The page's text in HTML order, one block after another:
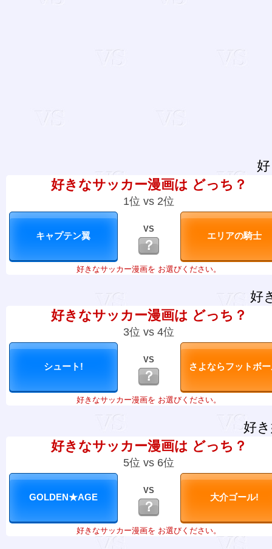
好きなサッカー漫画は どっち？
1位 vs 2位
VS
？
好きなサッカー漫画を お選びください。
好
好きなサッカー漫画は どっち？
3位 vs 4位
VS
？
好きなサッカー漫画を お選びください。
好
好きなサッカー漫画は どっち？
5位 vs 6位
VS
？
好きなサッカー漫画を お選びください。